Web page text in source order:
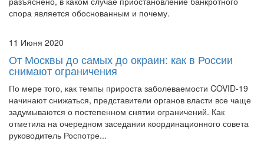
11 Июня 2020
снимают ограничения
По мере того, как темпы прироста заболеваемости COVID-19
начинают снижаться, представители органов власти все чаще
задумываются о постепенном снятии ограничений. Как
отметила на очередном заседании координационного совета
руководитель Роспотре...
10 Июня 2020